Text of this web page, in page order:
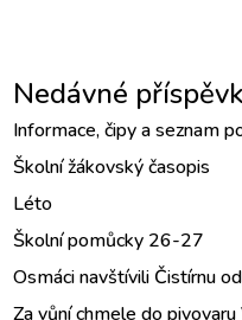
Nedávné
Informace, čipy a seznam
Školní žákovský časopis
Léto
Školní pomůcky 26-27
Osmáci navštívili Čistírnu
Za vůní chmele do